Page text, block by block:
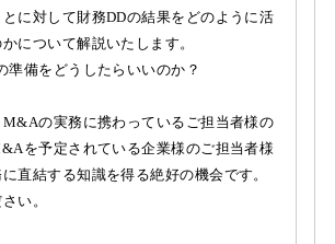
に対して財務DDの結果をどのように活
について解説いたします。
準備をどうしたらいいのか？
の実務に携わっているご担当者様の
を予定されている企業様のご担当者様
直結する知識を得る絶好の機会です。
い。